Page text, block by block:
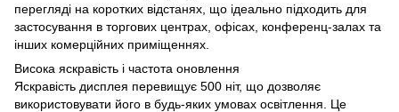
перегляді на коротких відстанях, що ідеально підходить для
застосування в торгових центрах, офісах, конференц-залах та
інших комерційних приміщеннях.
Висока яскравість і частота оновлення
Яскравість дисплея перевищує 500 ніт, що дозволяє
використовувати його в будь-яких умовах освітлення. Це